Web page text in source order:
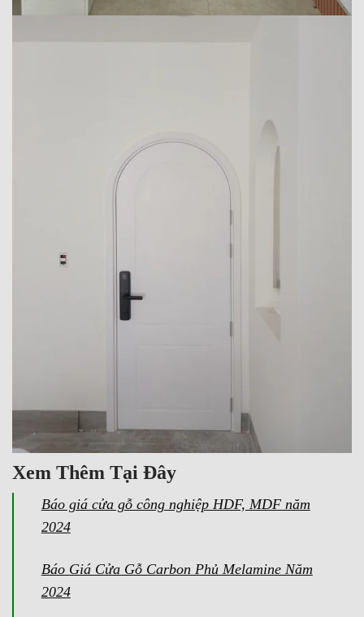
Xem Thêm Tại Đây
Báo giá cửa gỗ công nghiệp HDF, MDF năm
2024
Báo Giá Cửa Gỗ Carbon Phủ Melamine Năm
2024